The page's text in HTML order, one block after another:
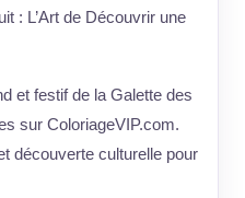
: L’Art de Découvrir une
et festif de la Galette des
sur ColoriageVIP.com.
découverte culturelle pour